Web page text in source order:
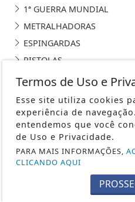
1ª GUERRA MUNDIAL
METRALHADORAS
ESPINGARDAS
PISTOLAS
HISTÓRIA
FABRICANTES DE ARMAS
CURIOSIDADES
2ª GUERRA MUNDIAL
CAÇA
TIRO ESPORTIVO
FORÇAS ESPECIAIS
Termos de Uso e
Esse site utiliza cookies
experiência de
entendemos que você
de Uso e Privacidade.
PARA MAIS INFORMAÇÕES,
CLICANDO AQUI